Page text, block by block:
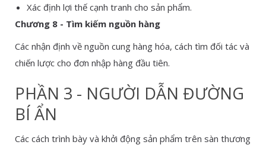
Xác định lợi thế cạnh tranh cho sản phẩm.
Chương 8 - Tìm kiếm nguồn hàng
Các nhận định về nguồn cung hàng hóa, cách tìm đối tác và
chiến lược cho đơn nhập hàng đầu tiên.
PHẦN 3 - NGƯỜI DẪN ĐƯỜNG
BÍ ẨN
Các cách trình bày và khởi động sản phẩm trên sàn thương